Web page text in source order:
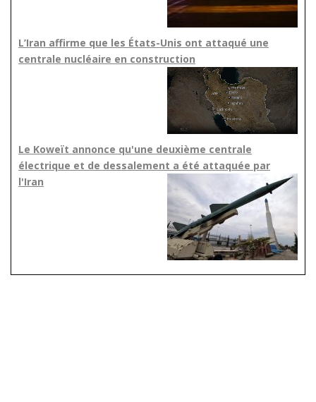
L’Iran affirme que les États-Unis ont attaqué une
centrale nucléaire en construction
Le Koweït annonce qu'une deuxième centrale
électrique et de dessalement a été attaquée par
l'Iran